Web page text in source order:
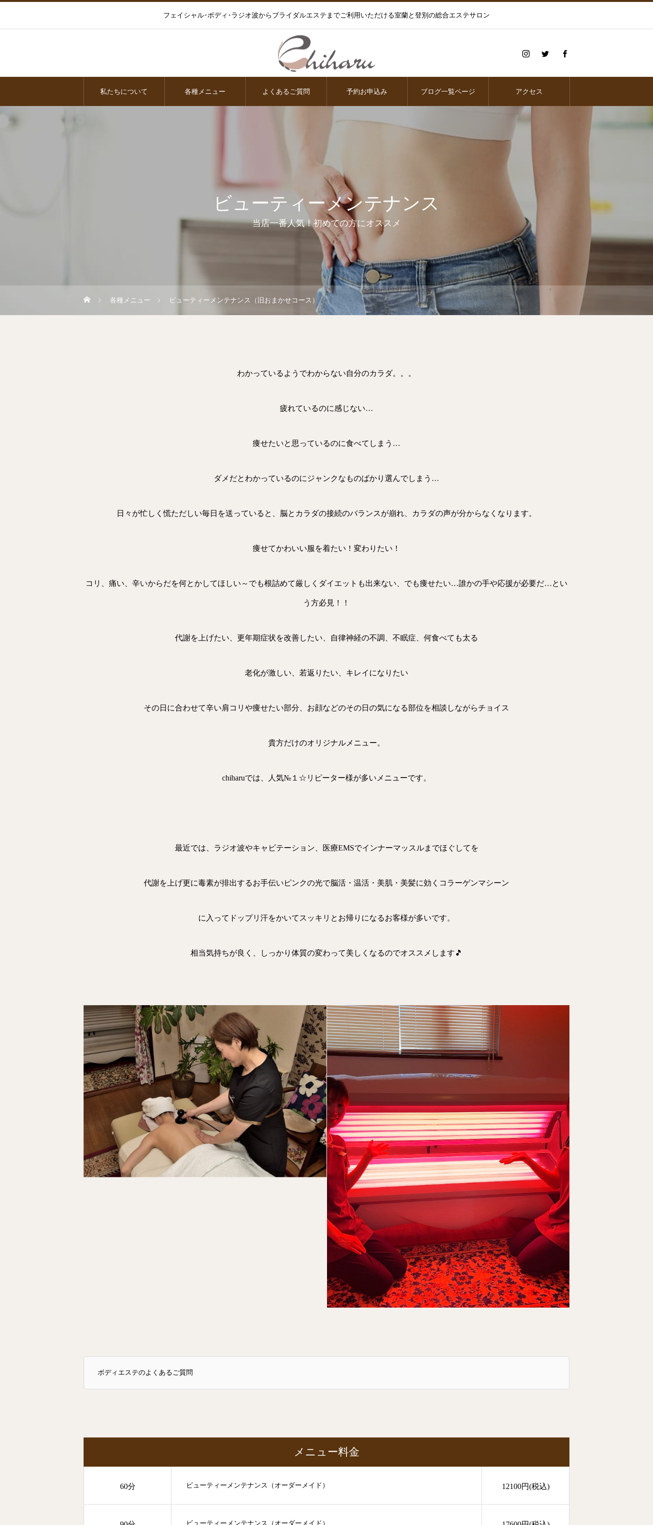
フェイシャル･ボディ･ラジオ波からブライダルエステまでご利用いただける室蘭と登別の総合エステサロン
私たちについて 各種メニュー よくあるご質問 予約お申込み ブログ一覧ページ アクセス
ビューティーメンテナンス
当店一番人気！初めての方にオススメ
各種メニュー ビューティーメンテナンス（旧おまかせコース）
わかっているようでわからない自分のカラダ。。。
疲れているのに感じない…
痩せたいと思っているのに食べてしまう…
ダメだとわかっているのにジャンクなものばかり選んでしまう…
日々が忙しく慌ただしい毎日を送っていると、脳とカラダの接続のバランスが崩れ、カラダの声が分からなくなります。
痩せてかわいい服を着たい！変わりたい！
コリ、痛い、辛いからだを何とかしてほしい～でも根詰めて厳しくダイエットも出来ない、でも痩せたい…誰かの手や応援が必要だ…とい
う方必見！！
代謝を上げたい、更年期症状を改善したい、自律神経の不調、不眠症、何食べても太る
老化が激しい、若返りたい、キレイになりたい
その日に合わせて辛い肩コリや痩せたい部分、お顔などのその日の気になる部位を相談しながらチョイス
貴方だけのオリジナルメニュー。
chiharuでは、人気№１☆リピーター様が多いメニューです。
最近では、ラジオ波やキャビテーション、医療EMSでインナーマッスルまでほぐしてを
代謝を上げ更に毒素が排出するお手伝いピンクの光で脳活・温活・美肌・美髪に効くコラーゲンマシーン
に入ってドップリ汗をかいてスッキリとお帰りになるお客様が多いです。
相当気持ちが良く、しっかり体質の変わって美しくなるのでオススメします🎵
ボディエステのよくあるご質問
メニュー料金
60分 ビューティーメンテナンス（オーダーメイド） 12100円(税込)
ビューティーメンテナンス（オーダーメイド）